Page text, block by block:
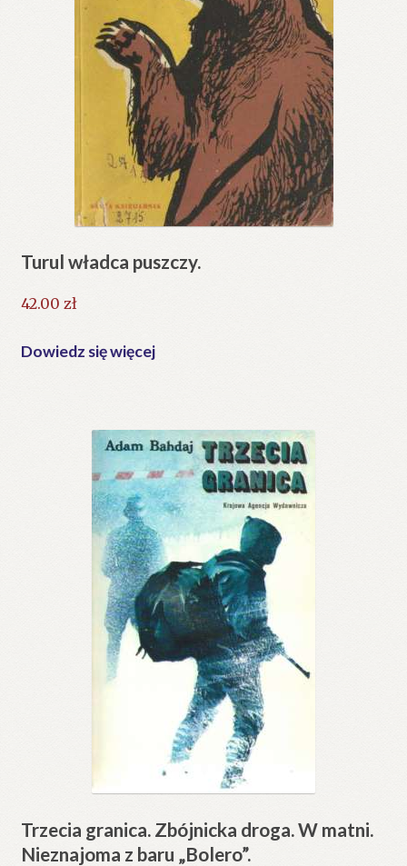
Turul władca puszczy.
42.00 zł
Dowiedz się więcej
Trzecia granica. Zbójnicka droga. W matni.
Nieznajoma z baru „Bolero”.